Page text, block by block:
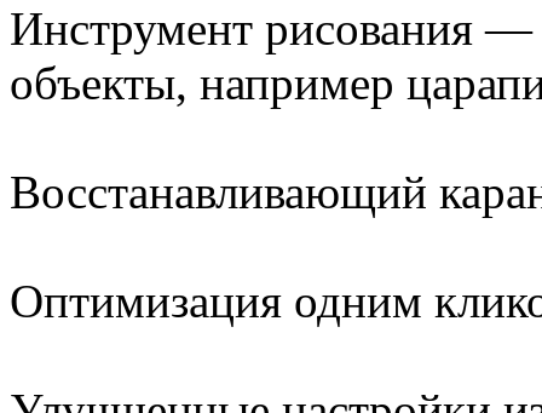
Инструмент рисования —
объекты, например
Восстанавливающий
Оптимизация одним